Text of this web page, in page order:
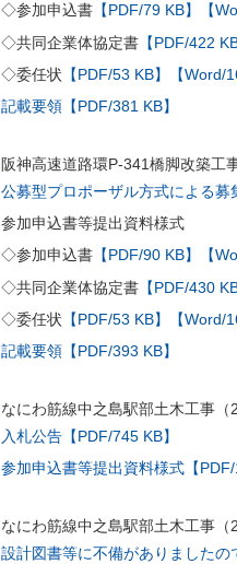
◇参加申込書【PDF/79 KB】
【
◇共同企業体協定書【PDF/422 KB
◇委任状 【PDF/53 KB】
【Word/
記載要領【PDF/381 KB】
阪神高速道路環P-341橋脚改築工
公募型プロポーザル方式による募
参加申込書等提出資料様式
◇参加申込書【PDF/90 KB】
【
◇共同企業体協定書【PDF/430 KB
◇委任状 【PDF/53 KB】
【Word/
記載要領【PDF/393 KB】
なにわ筋線中之島駅部土木工事（
入札公告【PDF/745 KB】
参加申込書等提出資料様式【PDF/
なにわ筋線中之島駅部土木工事
設計図書等に不備がありましたの